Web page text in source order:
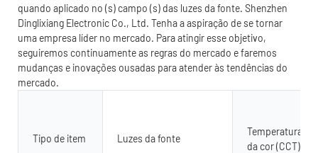
quando aplicado no (s) campo (s) das luzes da fonte. Shenzhen
Dinglixiang Electronic Co., Ltd. Tenha a aspiração de se tornar
uma empresa líder no mercado. Para atingir esse objetivo,
seguiremos continuamente as regras do mercado e faremos
mudanças e inovações ousadas para atender às tendências do
mercado.
Tipo de item Luzes da fonte
Temperatura
da cor (CCT)